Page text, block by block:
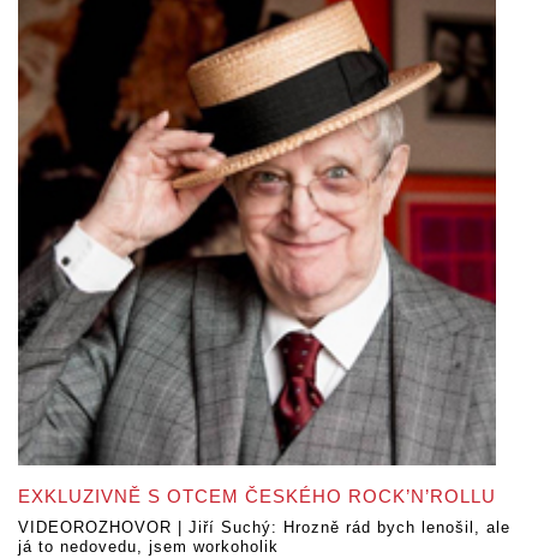
EXKLUZIVNĚ S OTCEM ČESKÉHO ROCK’N’ROLLU
VIDEOROZHOVOR | Jiří Suchý: Hrozně rád bych lenošil, ale
já to nedovedu, jsem workoholik